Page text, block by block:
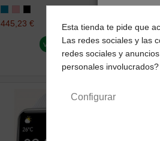
445,23 €
ver producto
Esta tienda te pide que
Las redes sociales y las
redes sociales y
personales involucrados?
Configurar